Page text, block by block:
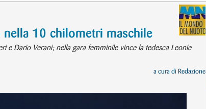
10 chilometri maschile
e Dario Verani; nella gara femminile vince la tedesca Leonie
a cura di Redazione